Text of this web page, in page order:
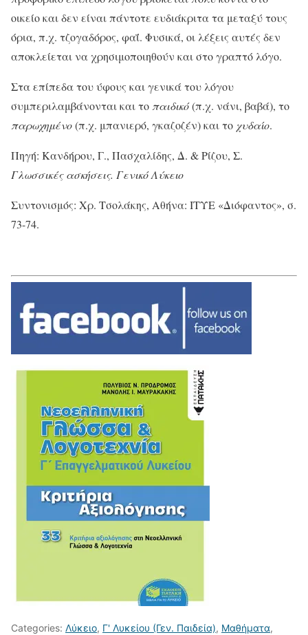
οικείο και δεν είναι πάντοτε ευδιάκριτα τα μεταξύ τους
όρια, π.χ. τζογαδόρος, φαΐ. Φυσικά, οι λέξεις αυτές δεν
αποκλείεται να χρησιμοποιηθούν και στο γραπτό λόγο.
Στα επίπεδα του ύφους και γενικά του λόγου
συμπεριλαμβάνονται και το παιδικό(π.χ. νάνι, βαβά), το
παρωχημένο(π.χ. μπανιερό, γκαζοζέν) και το χυδαίο.
Πηγή: Κανδήρου, Γ., Πασχαλίδης, Δ. & Ρίζου, Σ.
Γλωσσικές ασκήσεις. Γενικό Λύκειο
Συντονισμός: Χρ. Τσολάκης, Αθήνα: ΙΤΥΕ «Διόφαντος», σ.
73-74.
Categories: Λύκειο, Γ' Λυκείου (Γεν. Παιδεία), Μαθήματα,